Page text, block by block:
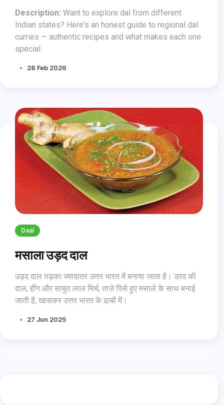
Comfort Food
Description: Want to explore dal from different
Indian states? Here's an honest guide to regional dal
curries — authentic recipes and what makes each one
special.
28 Feb 2026
Daal
मसाला उड़द दाल
उड़द दाल तड़का ज्यादातर उत्तर भारत में बनाया जाता है। उरद की
दाल, हींग और साबुत लाल मिर्च, ताज़े पिसे हुए मसाले के साथ बनाई
जाती है, खासकर उत्तर भारत के ढाबों में।
27 Jun 2025